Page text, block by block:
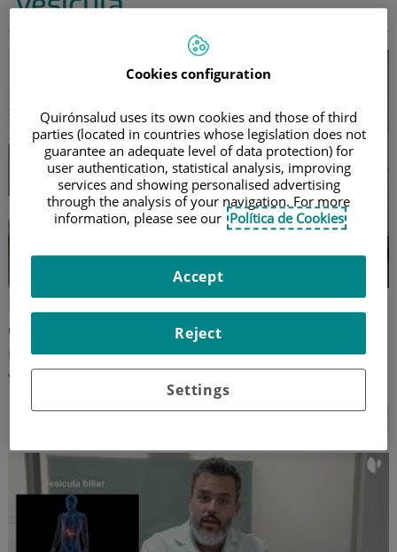
Piedras en la vesícula: así es la
cirugía sin anestesia general
Una alternativa menos invasiva para extirpar la
vesícula, cómo se realiza y en qué casos está indicada
Cookies configuration
Quirónsalud uses its own cookies and those of third
parties (located in countries whose legislation does not
guarantee an adequate level of data protection) for
user authentication, statistical analysis, improving
services and showing personalised advertising
through the analysis of your navigation. For more
information, please see our Política de Cookies
Settings
Reject
Accept